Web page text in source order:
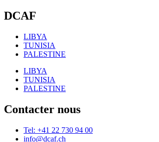
DCAF
LIBYA
TUNISIA
PALESTINE
LIBYA
TUNISIA
PALESTINE
Contacter nous
Tel: +41 22 730 94 00
info@dcaf.ch